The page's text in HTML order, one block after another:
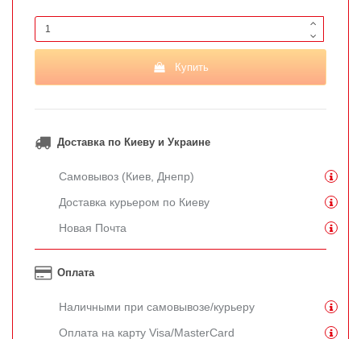
Купить
Доставка по Киеву и Украине
Самовывоз (Киев, Днепр)
Доставка курьером по Киеву
Новая Почта
Оплата
Наличными при самовывозе/курьеру
Оплата на карту Visa/MasterCard